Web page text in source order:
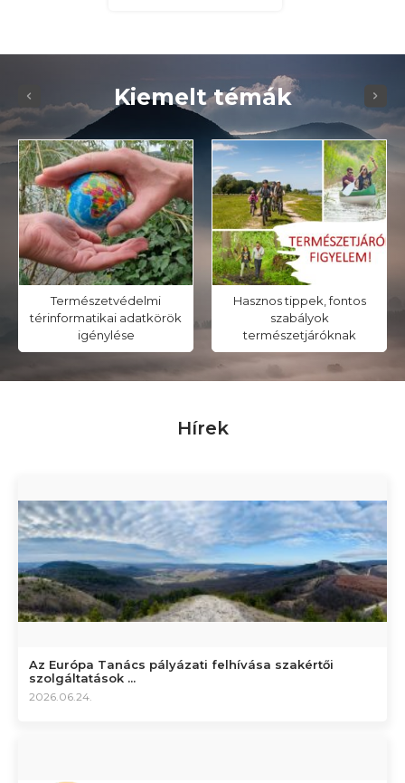
Kiemelt témák
Természetvédelmi
térinformatikai adatkörök
igénylése
Hasznos tippek, fontos
szabályok
természetjáróknak
Hírek
Az Európa Tanács pályázati felhívása szakértői
szolgáltatások ...
2026.06.24.